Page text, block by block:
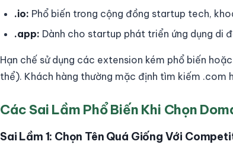
.io: Phổ biến trong cộng đồng startup tech,
.app: Dành cho startup phát triển ứng dụng di
Hạn chế sử dụng các extension kém phổ biến
thể). Khách hàng thường mặc định tìm kiếm .com
Các Sai Lầm Phổ Biến Khi Chọn
Sai Lầm 1: Chọn Tên Quá Giống Với